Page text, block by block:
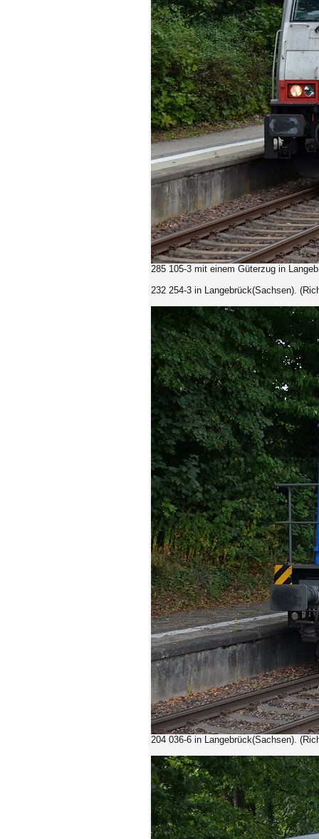
285 105-3 mit einem Güterzug in
232 254-3 in Langebrück(Sachsen).
204 036-6 in Langebrück(Sachsen).